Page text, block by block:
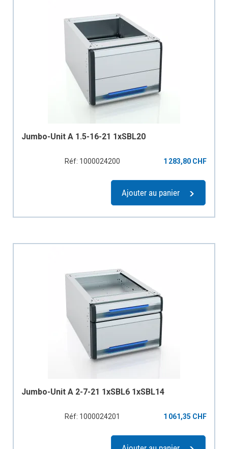
Jumbo-Unit A 1.5-16-21 1xSBL20
Réf: 1000024200 1 283,80 CHF
Ajouter au panier
Jumbo-Unit A 2-7-21 1xSBL6 1xSBL14
Réf: 1000024201 1 061,35 CHF